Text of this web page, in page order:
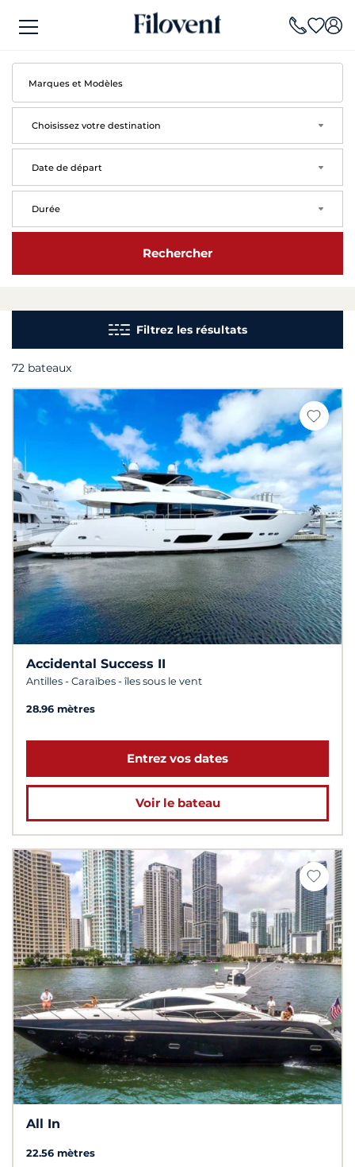
Choisissez votre destination
Date de départ
Durée
Rechercher
Filtrez les résultats
72 bateaux
Accidental Success II
Antilles - Caraïbes - îles sous le vent
28.96 mètres
Entrez vos dates
Voir le bateau
All In
22.56 mètres